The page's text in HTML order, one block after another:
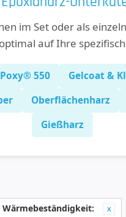
im Set oder als
auf Ihre
550 Gelcoat &
Oberflächenharz
Gießharz
Wärmebeständigkeit: